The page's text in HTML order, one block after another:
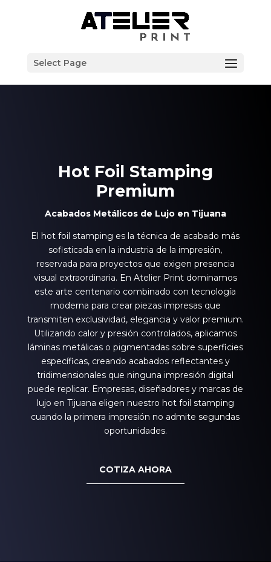
Select Page
Hot Foil Stamping
Premium
Acabados Metálicos de Lujo en Tijuana
El hot foil stamping es la técnica de acabado más
sofisticada en la industria de la impresión,
reservada para proyectos que exigen presencia
visual extraordinaria. En Atelier Print dominamos
este arte centenario combinado con tecnología
moderna para crear piezas impresas que
transmiten exclusividad, elegancia y valor premium.
Utilizando calor y presión controlados, aplicamos
láminas metálicas o pigmentadas sobre superficies
específicas, creando acabados reflectantes y
tridimensionales que ninguna impresión digital
puede replicar. Empresas, diseñadores y marcas de
lujo en Tijuana eligen nuestro hot foil stamping
cuando la primera impresión no admite segundas
oportunidades.
COTIZA AHORA